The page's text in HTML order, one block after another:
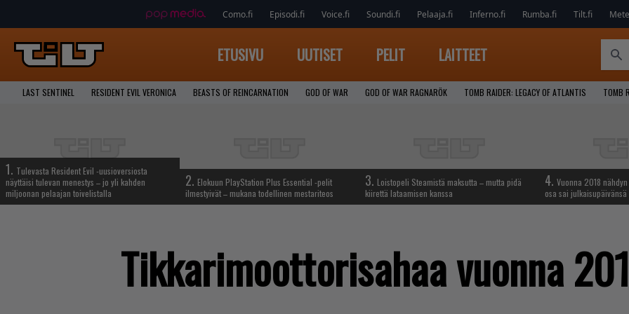
Como.fi Episodi.fi Voice.fi Soundi.fi Pelaaja.fi Inferno.fi Rumba.fi Tilt.fi
ETUSIVU UUTISET PELIT LAITTEET
LAST SENTINEL RESIDENT EVIL VERONICA BEASTS OF REINCARNATION GOD OF WAR GOD OF WAR RAGNARÖK TOMB RAIDER: LEGACY OF ATLANTIS TOMB
1. Tulevasta Resident Evil -uusioversiosta
näyttäisi tulevan menestys – jo yli kahden
miljoonan pelaajan toivelistalla
2. Elokuun PlayStation Plus Essential -pelit
ilmestyivät – mukana todellinen mestariteos
3. Loistopeli Steamistä maksutta – mutta pidä
kiirettä lataamisen kanssa
4. Vuonna 2018
osa sai julkaisupäivänsä
Tikkarimoottorisahaa vuonna